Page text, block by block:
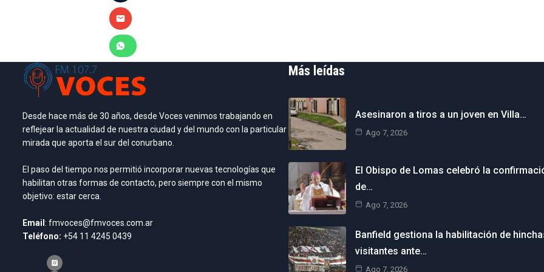
Desde hace más de 30 años, desde Voces venimos trabajando en
reflejear la actualidad de nuestra ciudad y del mundo con la particular
mirada que aporta el sur del conurbano.
El paso del tiempo nos permitió incorporar nuevas tecnologías que
habilitan otras formas de contacto, pero siempre con el mismo
objetivo: estar cerca.
Email: fmvoces@fmvoces.com.ar
Teléfono: +54 11 4245 0439
Más leídas
Asesinaron a tiros a un joven en Villa…
Ago 7, 2026
El Obispo de Lomas celebró la
de…
Ago 7, 2026
Banfield gestiona la habilitación de
visitantes ante…
Ago 7, 2026